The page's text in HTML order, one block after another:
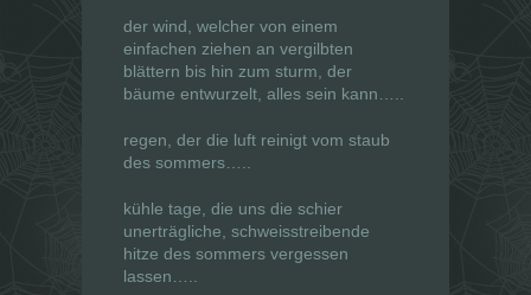
der wind, welcher von einem
einfachen ziehen an vergilbten
blättern bis hin zum sturm, der
bäume entwurzelt, alles sein kann…..
regen, der die luft reinigt vom staub
des sommers…..
kühle tage, die uns die schier
unerträgliche, schweisstreibende
hitze des sommers vergessen
lassen…..